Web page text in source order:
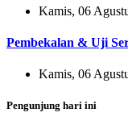
Kamis, 06
Pembekalan & Uji
Kamis, 06
Pengunjung hari ini